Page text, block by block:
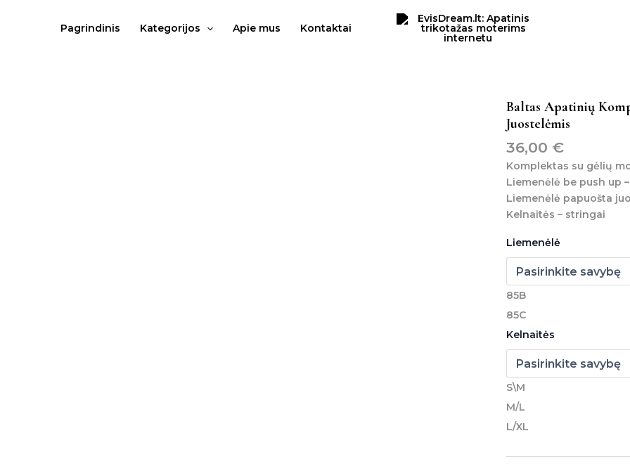
Pagrindinis Kategorijos Apie mus Kontaktai
Baltas Apatinių
Juostelėmis
36,00 €
Komplektas su gėlių
Liemenėlė be push up
Liemenėlė papuošta
Kelnaitės – stringai
Liemenėlė
85B
85C
Kelnaitės
S\M
M/L
L/XL
produkto
kiekis:
baltas
apatinių
komplektas
su
stringais
ir
liemenėlė
juostelėmis